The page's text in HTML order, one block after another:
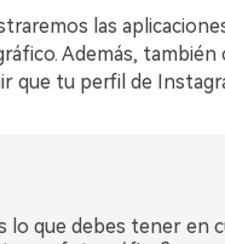
las
Además,
que tu perfil de
lo que debes tener en